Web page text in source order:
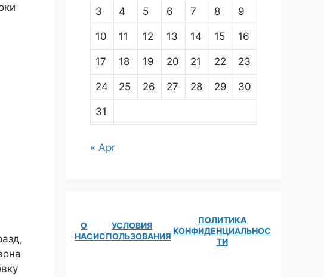
3 4 5 6 7 8 9
10 11 12 13 14 15 16
17 18 19 20 21 22 23
24 25 26 27 28 29 30
31
« Apr
О
НАС
УСЛОВИЯ
ИСПОЛЬЗОВАНИЯ
ПОЛИТИКА
КОНФИДЕНЦИАЛЬНОС
ТИ